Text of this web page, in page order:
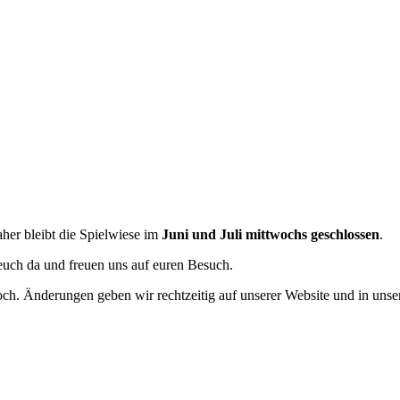
bleibt die Spielwiese im Juni und Juli mittwochs geschlossen.
da und freuen uns auf euren Besuch.
Änderungen geben wir rechtzeitig auf unserer Website und in